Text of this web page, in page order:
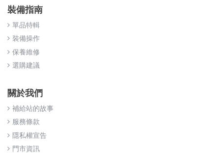
裝備指南
單品特輯
裝備操作
保養維修
選購建議
關於我們
補給站的故事
服務條款
隱私權宣告
門市資訊